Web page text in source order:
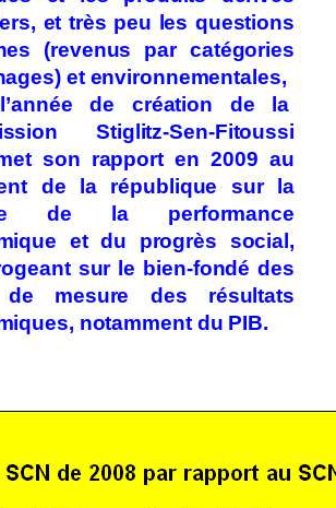
et très peu les questions
(revenus par catégories
et environnementales,
l’année de création de la
Stiglitz-Sen-Fitoussi
son rapport en 2009 au
de la république sur la
de la performance
et du progrès social,
sur le bien-fondé des
mesure des résultats
notamment du PIB.